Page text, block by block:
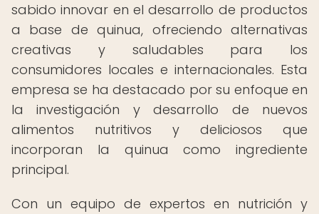
sabido innovar en el desarrollo de productos
a base de quinua, ofreciendo alternativas
creativas y saludables para los
consumidores locales e internacionales. Esta
empresa se ha destacado por su enfoque en
la investigación y desarrollo de nuevos
alimentos nutritivos y deliciosos que
incorporan la quinua como ingrediente
principal.
Con un equipo de expertos en nutrición y